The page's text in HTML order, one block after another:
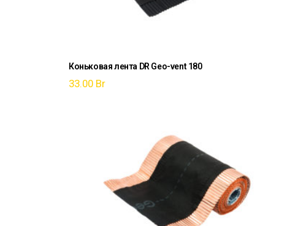
Коньковая лента DR Geo-vent 180
33.00 Br